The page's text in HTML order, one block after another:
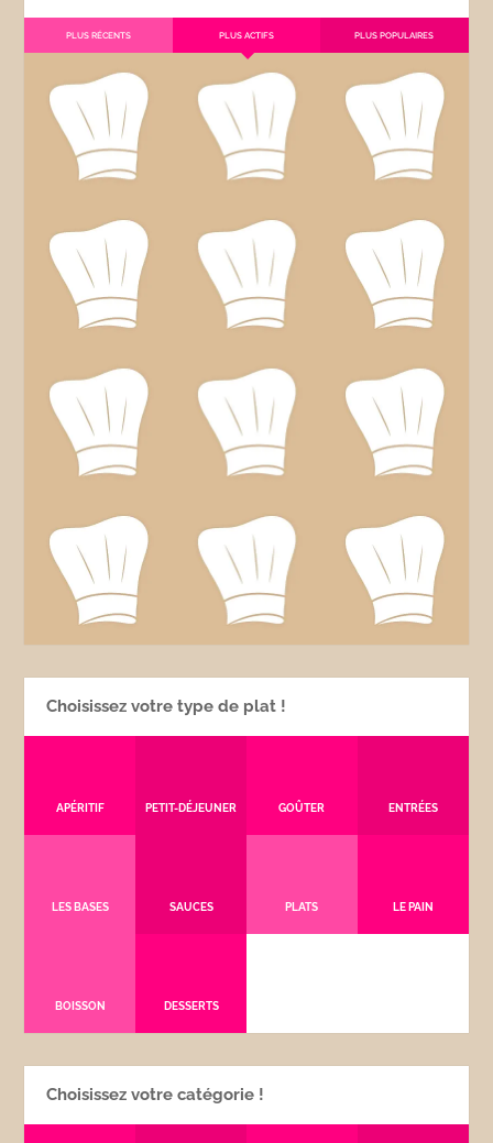
PLUS RÉCENTS PLUS ACTIFS PLUS POPULAIRES
Choisissez votre type de plat !
APÉRITIF PETIT-DÉJEUNER GOÛTER ENTRÉES
LES BASES SAUCES PLATS LE PAIN
BOISSON DESSERTS
Choisissez votre catégorie !